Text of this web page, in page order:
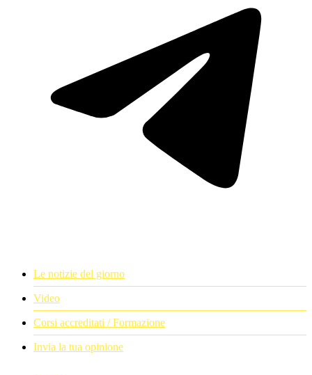
Le notizie del giorno
Video
Corsi accreditati / Formazione
Invia la tua opinione